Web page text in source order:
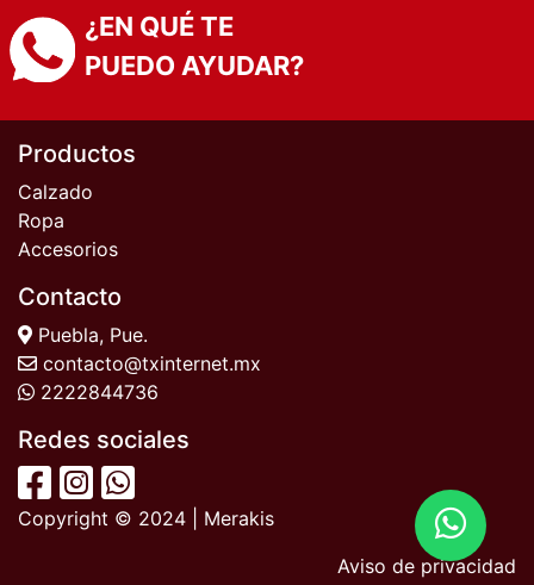
¿EN QUÉ TE
PUEDO AYUDAR?
Productos
Calzado
Ropa
Accesorios
Contacto
Puebla, Pue.
contacto@txinternet.mx
2222844736
Redes sociales
Copyright © 2024 | Merakis
Aviso de privacidad